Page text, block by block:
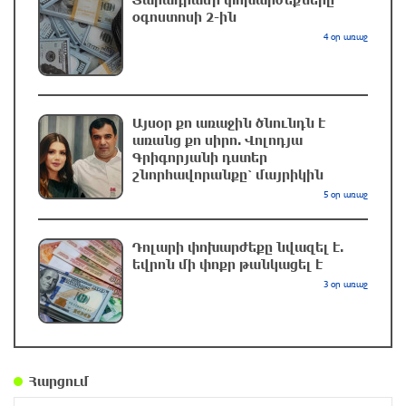
Գլխավոր դատախազը մանրամասներ է
ներկայացրել
«Բետիսին»
առաջին նիստին
14 րոպե առաջ
Իրանն ու Օմանը քննարկում են Հորմուզի
օգոստոսի 2-ին
4 օր առաջ
Այսօր քո առաջին ծնունդն է
առանց քո սիրո. Վոլոդյա
Գրիգորյանի դստեր
շնորհավորանքը՝ մայրիկին
5 օր առաջ
Դոլարի փոխարժեքը նվազել է.
եվրոն մի փոքր թանկացել է
3 օր առաջ
Հարցում